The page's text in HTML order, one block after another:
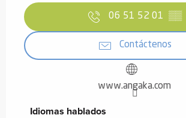
06 51 52 01 ▒▒
Contáctenos
www.angaka.com
Idiomas hablados
Idiomas hablados